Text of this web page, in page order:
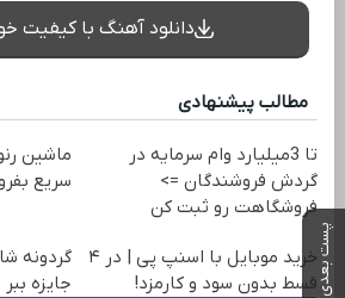
پست بعدی
دانلود آهنگ با کیفیت خوب
مطالب پیشنهادی
تا 3میلیارد وام سرمایه در
گردش فروشندگان =>
فروشگاهت رو ثبت کن
ماشین
سریع
خرید موبایل با اسنپ پی | در ۴
قسط بدون سود و کارمزد!
گردونه
جایزه ببر